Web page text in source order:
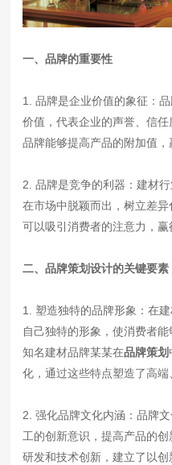
一、品牌的重要性
1. 品牌是企业价值的象征：
价值，代表企业的声誉、信
品牌能够提高产品的附加值，
2. 品牌是竞争的利器：建材
在市场中脱颖而出，树立差
可以吸引消费者的注意力，赢
二、品牌策划设计的关键要素
1. 塑造独特的品牌形象：在
自己独特的形象，使消费者
知名建材品牌某某在品牌策划
化，通过这些特点塑造了高端
2. 强化品牌文化内涵：品牌
工的创新意识，提高产品的
研发和技术创新，建立了以